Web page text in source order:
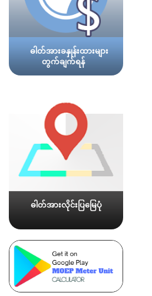
ဓါတ်အားခနှုန်းထားများ
တွက်ချက်ရန်
ဓါတ်အားလိုင်းပြမြေပုံ